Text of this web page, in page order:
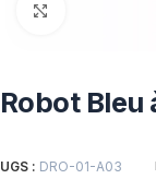
Robot Bleu
UGS : DRO-01-A03